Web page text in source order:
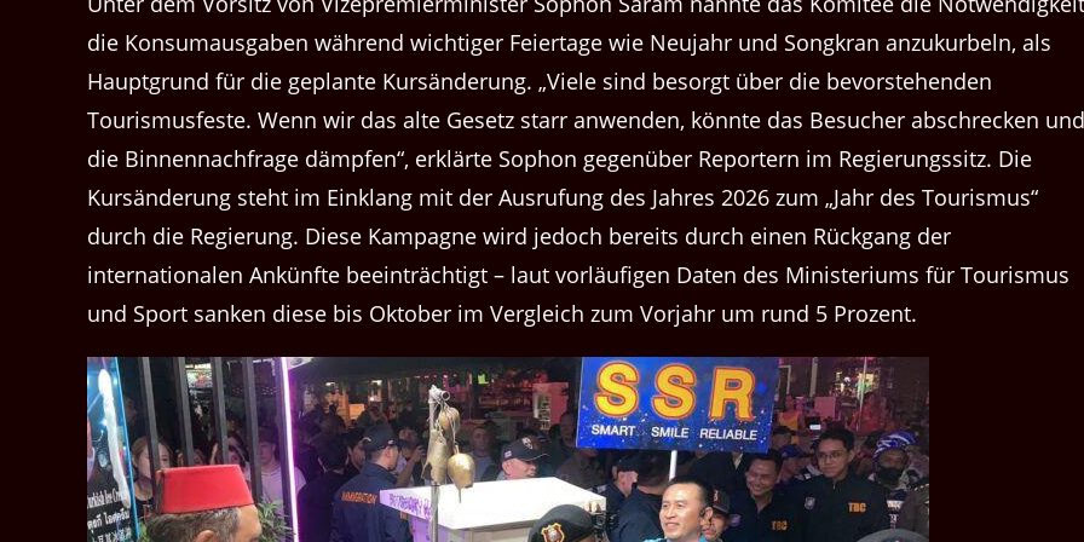
die Konsumausgaben während wichtiger Feiertage wie Neujahr und Songkran anzukurbeln, als
Hauptgrund für die geplante Kursänderung. „Viele sind besorgt über die bevorstehenden
Tourismusfeste. Wenn wir das alte Gesetz starr anwenden, könnte das Besucher abschrecken und
die Binnennachfrage dämpfen“, erklärte Sophon gegenüber Reportern im Regierungssitz. Die
Kursänderung steht im Einklang mit der Ausrufung des Jahres 2026 zum „Jahr des Tourismus“
durch die Regierung. Diese Kampagne wird jedoch bereits durch einen Rückgang der
internationalen Ankünfte beeinträchtigt – laut vorläufigen Daten des Ministeriums für Tourismus
und Sport sanken diese bis Oktober im Vergleich zum Vorjahr um rund 5 Prozent.